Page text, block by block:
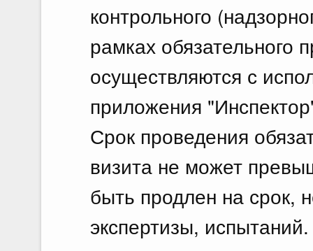
контрольного
рамках обязательного
осуществляются с
приложения
Срок проведения
визита не может
быть продлен на срок,
экспертизы, испытаний.